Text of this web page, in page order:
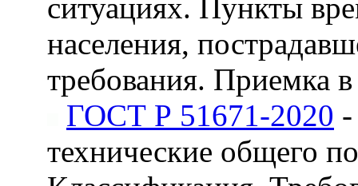
ситуациях. Пункты
населения,
требования. Приемка
ГОСТ Р 51671-2020
технические общего